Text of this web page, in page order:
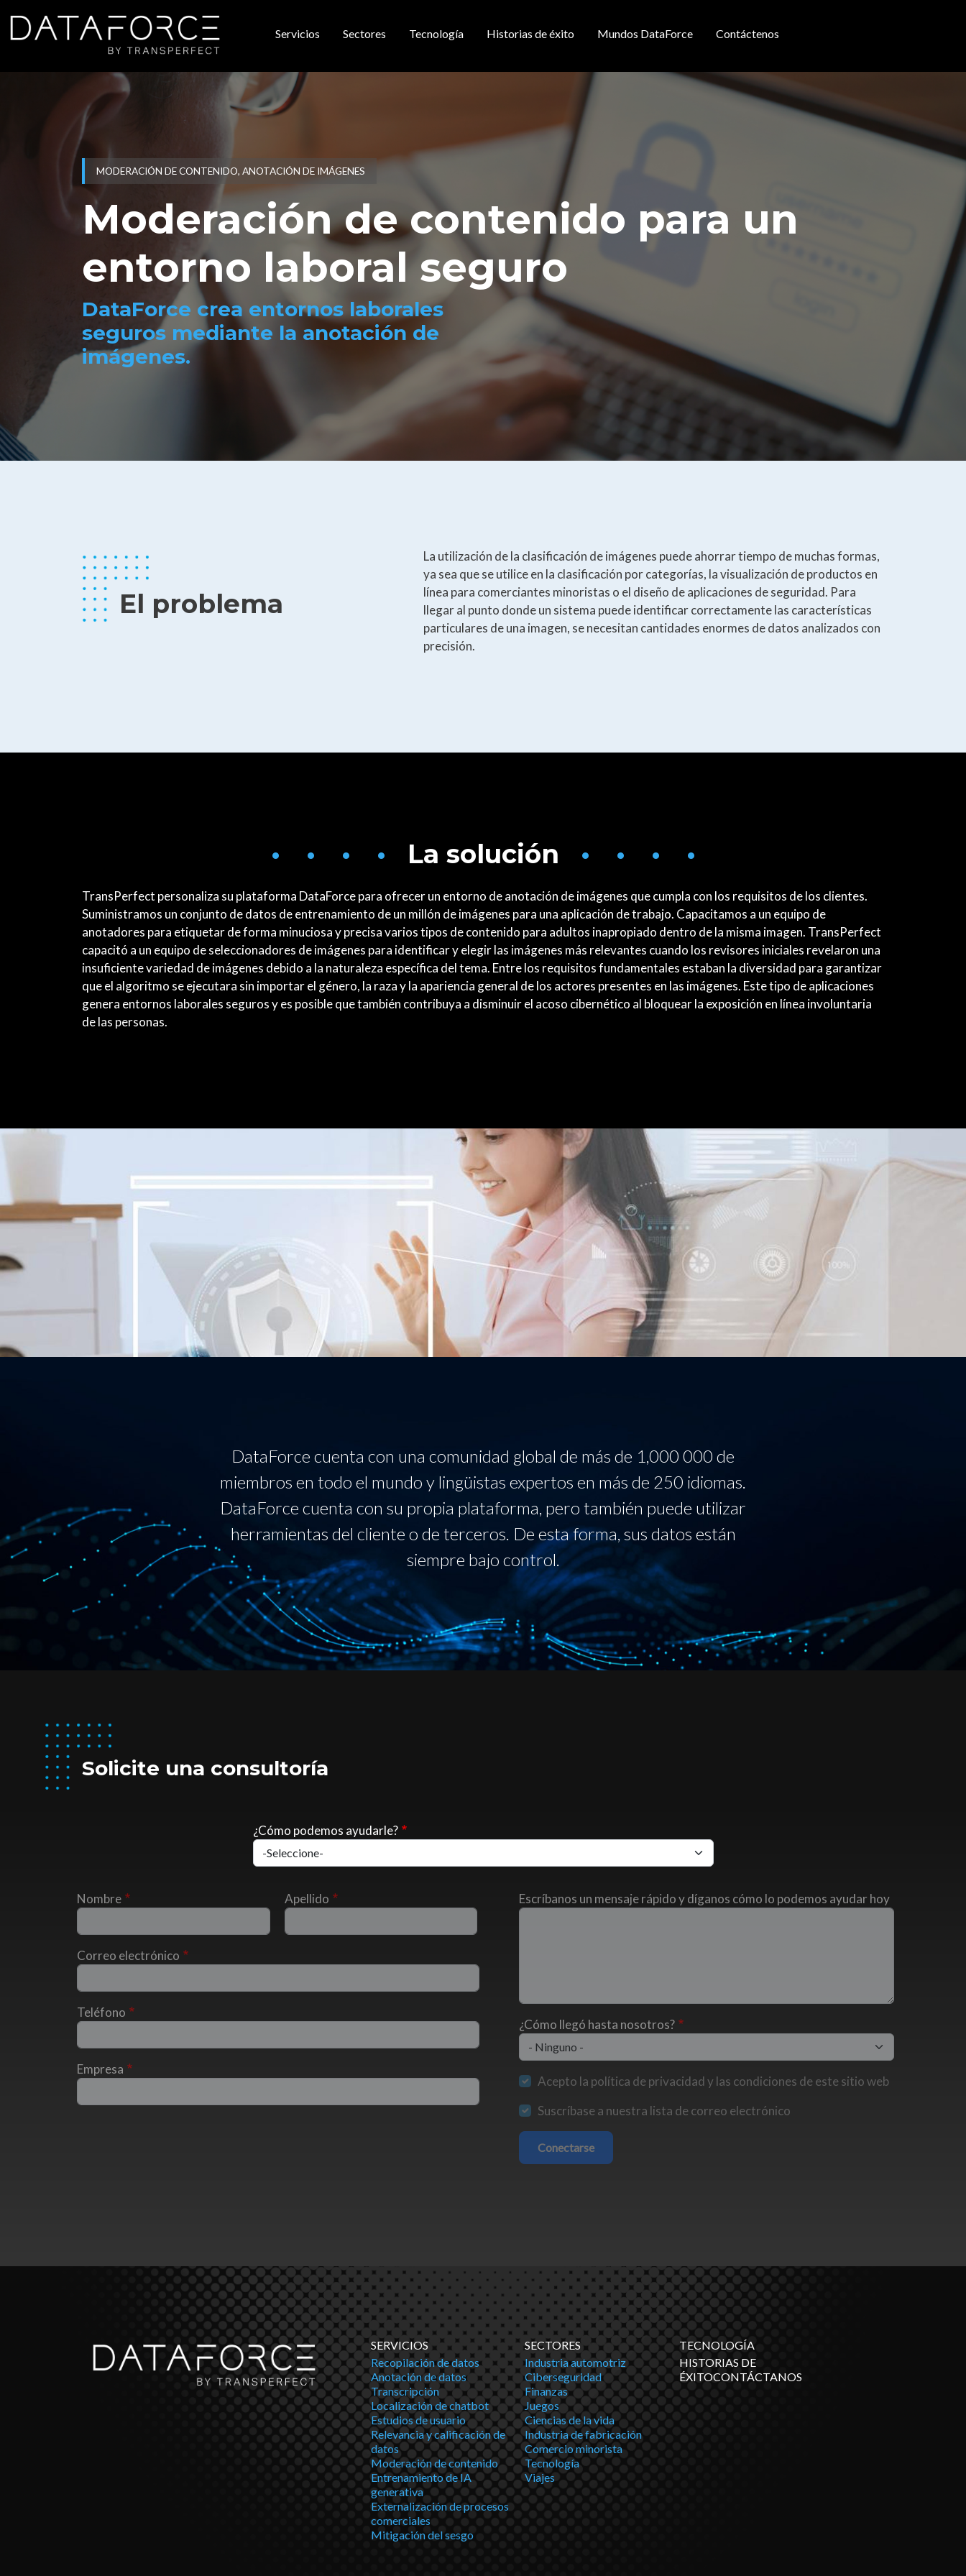
Navegación principal
Servicios Sectores Tecnología Historias de éxito Mundos DataForce Contáctenos
MODERACIÓN DE CONTENIDO, ANOTACIÓN DE IMÁGENES
Moderación de contenido para un
entorno laboral seguro
DataForce crea entornos laborales
seguros mediante la anotación de
imágenes.
El problema
La utilización de la clasificación de imágenes puede ahorrar tiempo de muchas formas,
ya sea que se utilice en la clasificación por categorías, la visualización de productos en
línea para comerciantes minoristas o el diseño de aplicaciones de seguridad. Para
llegar al punto donde un sistema puede identificar correctamente las características
particulares de una imagen, se necesitan cantidades enormes de datos analizados con
precisión.
• • • • La solución • • • •
TransPerfect personaliza su plataforma DataForce para ofrecer un entorno de anotación de imágenes que cumpla con los requisitos de los clientes.
Suministramos un conjunto de datos de entrenamiento de un millón de imágenes para una aplicación de trabajo. Capacitamos a un equipo de
anotadores para etiquetar de forma minuciosa y precisa varios tipos de contenido para adultos inapropiado dentro de la misma imagen. TransPerfect
capacitó a un equipo de seleccionadores de imágenes para identificar y elegir las imágenes más relevantes cuando los revisores iniciales revelaron una
insuficiente variedad de imágenes debido a la naturaleza específica del tema. Entre los requisitos fundamentales estaban la diversidad para garantizar
que el algoritmo se ejecutara sin importar el género, la raza y la apariencia general de los actores presentes en las imágenes. Este tipo de aplicaciones
genera entornos laborales seguros y es posible que también contribuya a disminuir el acoso cibernético al bloquear la exposición en línea involuntaria
de las personas.
DataForce cuenta con una comunidad global de más de 1,000 000 de
miembros en todo el mundo y lingüistas expertos en más de 250 idiomas.
DataForce cuenta con su propia plataforma, pero también puede utilizar
herramientas del cliente o de terceros. De esta forma, sus datos están
siempre bajo control.
Solicite una consultoría
¿Cómo podemos ayudarle?
Nombre Apellido
Correo electrónico
Teléfono
Empresa
Escríbanos un mensaje rápido y díganos cómo lo podemos ayudar hoy
¿Cómo llegó hasta nosotros?
Acepto la política de privacidad y las condiciones de este sitio web
Suscríbase a nuestra lista de correo electrónico
Conectarse
SERVICIOS
Recopilación de datos
Anotación de datos
Transcripción
Localización de chatbot
Estudios de usuario
Relevancia y calificación de
datos
Moderación de contenido
Entrenamiento de IA
generativa
Externalización de procesos
comerciales
Mitigación del sesgo
SECTORES
Industria automotriz
Ciberseguridad
Finanzas
Juegos
Ciencias de la vida
Industria de fabricación
Comercio minorista
Tecnología
Viajes
TECNOLOGÍA
HISTORIAS DE
ÉXITOCONTÁCTANOS